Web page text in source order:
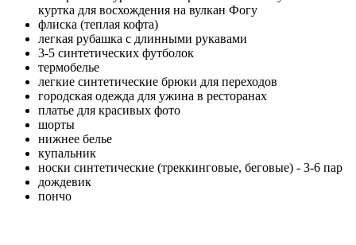
куртка для восхождения на вулкан Фогу
флиска (теплая кофта)
легкая рубашка с длинными рукавами
3-5 синтетических футболок
термобелье
легкие синтетические брюки для переходов
городская одежда для ужина в ресторанах
платье для красивых фото
шорты
нижнее белье
купальник
носки синтетические (треккинговые, беговые) - 3-6 пар
дождевик
пончо